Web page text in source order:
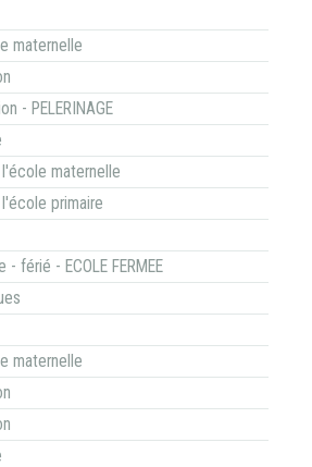
maternelle
- PELERINAGE
maternelle
primaire
férié - ECOLE FERMEE
maternelle